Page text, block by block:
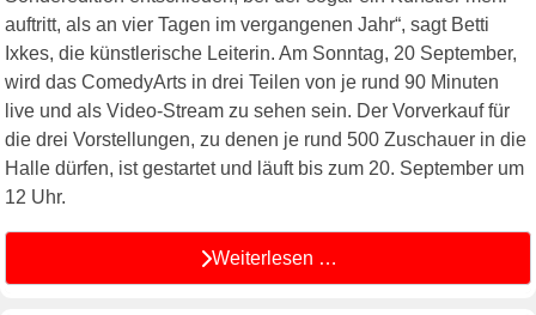
auftritt, als an vier Tagen im vergangenen Jahr“, sagt Betti
Ixkes, die künstlerische Leiterin. Am Sonntag, 20 September,
wird das ComedyArts in drei Teilen von je rund 90 Minuten
live und als Video-Stream zu sehen sein. Der Vorverkauf für
die drei Vorstellungen, zu denen je rund 500 Zuschauer in die
Halle dürfen, ist gestartet und läuft bis zum 20. September um
12 Uhr.
Weiterlesen …